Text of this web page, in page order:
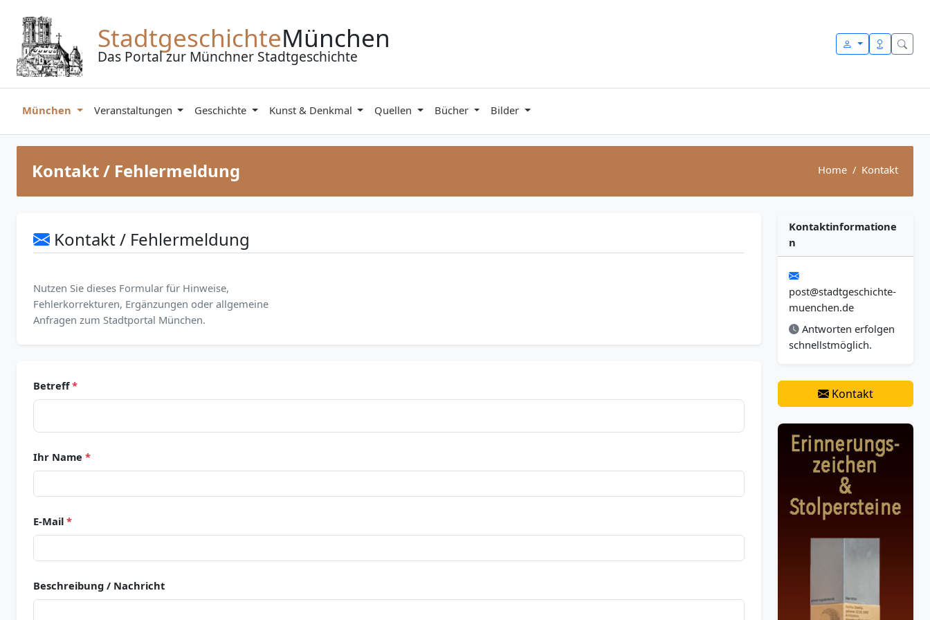
StadtgeschichteMünchen
Das Portal zur Münchner Stadtgeschichte
München Veranstaltungen Geschichte Kunst & Denkmal Quellen Bücher Bilder
Kontakt / Fehlermeldung Home Kontakt
Kontakt / Fehlermeldung
Nutzen Sie dieses Formular für Hinweise,
Fehlerkorrekturen, Ergänzungen oder allgemeine
Anfragen zum Stadtportal München.
Betreff*
Ihr Name *
E-Mail *
Beschreibung / Nachricht
Kontaktinformatione
n
post@stadtgeschichte-
muenchen.de
Antworten erfolgen
schnellstmöglich.
Kontakt